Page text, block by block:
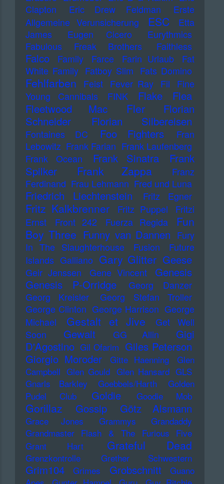
Clapton
Eric Drew Feldman
Erste
Allgemeine Verunsicherung
ESC
Etta
James
Eugen Cicero
Eurythmics
Fabulous Freak Brothers
Faithless
Falco Family Farce Farin Urlaub
Fat
White Family Fatboy Slim Fats Domino
Fehlfarben Feist Fever Ray Fil
Fine
Young Cannibals
FINK Flake
Flea
Fleetwood Mac
Fler
Florian
Schneider
Florian Silbereisen
Fontaines DC Foo Fighters
Fran
Lebowitz Frank Farian Frank Laufenberg
Frank Ocean
Frank Sinatra
Frank
Spilker
Frank Zappa
Franz
Ferdinand Frau Lehmann Fred und Luna
Friedrich Liechtenstein Fritz Egner
Fritz Kalkbrenner Fritz Puppel
Fritzi
Ernst
Front 242 Fuerza Regida
Fun
Boy Three Funny van Dannen Fury
In The Slaughterhouse
Fusion
Future
Islands Galliano Gary Glitter Geese
Geir Jenssen Gene Vincent
Genesis
Genesis P-Orridge
Georg Danzer
Georg Kreisler
Georg Stefan Troller
George Clinton George Harrison George
Michael
Gestalt et Jive
Get Well
Soon
Gewalt GG Allin
Gigi
D'Agostino Gil Ofarim Giles Peterson
Giorgio Moroder
Gitte Haenning
Glen
Campbell Glen Gould Glen Hansard GLS
Gnarls Barkley
Goebbels/Harth
Golden
Pudel Club
Goldie Goodie Mob
Gorillaz Gossip Götz Alsmann
Grace Jones Grammys
Grandaddy
Grandmaster Flash & The Furious Five
Grant Hart
Grateful Dead
Grenzkontrolle Grether Schwestern
Grim104 Grimes Grobschnitt
Guano